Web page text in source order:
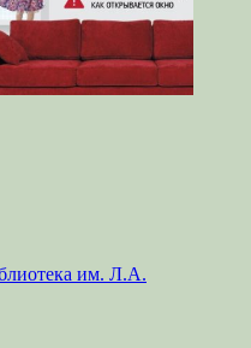
им. Л.А.